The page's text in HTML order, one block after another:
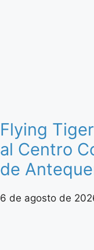
Flying
al Centro
de
6 de agosto de